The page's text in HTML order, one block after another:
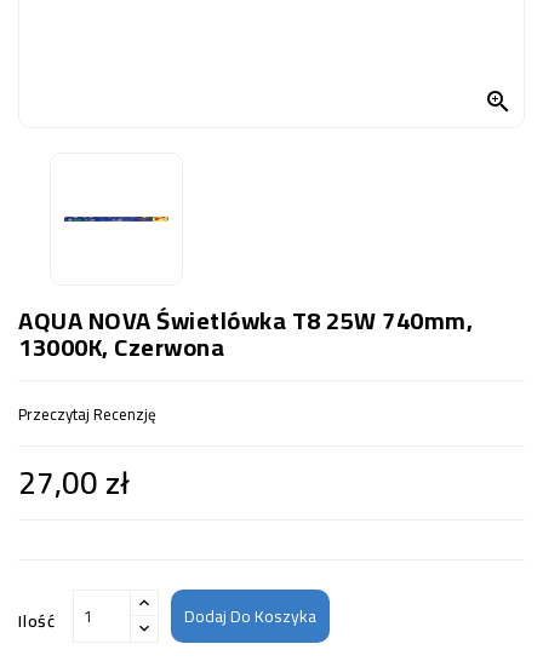

AQUA NOVA Świetlówka T8 25W 740mm,
13000K, Czerwona
Przeczytaj Recenzję
27,00 zł
Ilość Dodaj Do Koszyka